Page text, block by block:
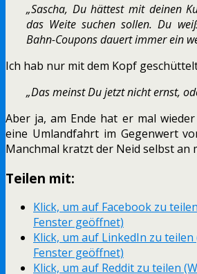
„Sascha, Du hättest mit deinen
das Weite suchen sollen. Du
Bahn-Coupons dauert immer ein
Ich hab nur mit dem Kopf
„Das meinst Du jetzt nicht ernst,
Aber ja, am Ende hat er mal
eine Umlandfahrt im Gegenwert
Manchmal kratzt der Neid selbst an
Teilen mit:
Klick, um auf Facebook zu
Fenster geöffnet)
Klick, um auf LinkedIn zu
Fenster geöffnet)
Klick, um auf Reddit zu teilen